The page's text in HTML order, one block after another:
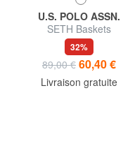
U.S. POLO ASSN.
SETH Baskets
32%
89,00 € 60,40 €
Livraison gratuite